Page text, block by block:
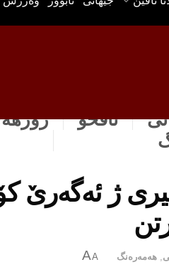
ناڤخۆ
ژ ئه‌گه‌رێ
هه‌مه‌ره‌نگ A
A